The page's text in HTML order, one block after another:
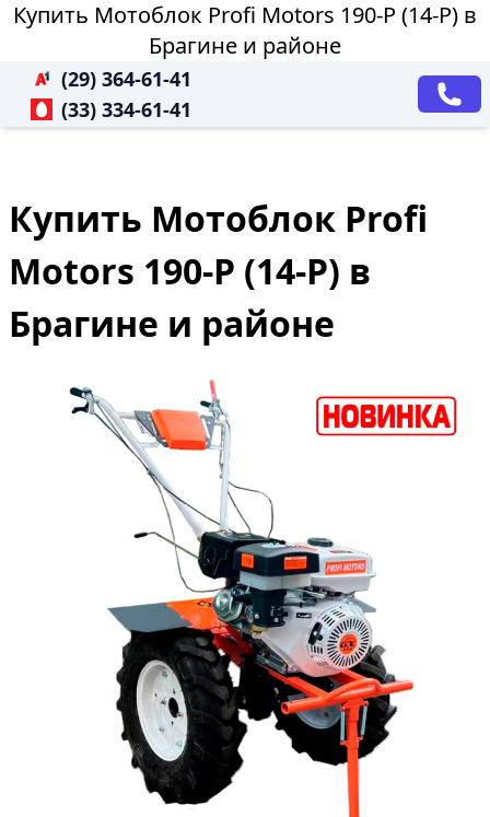
Купить Мотоблок Profi Motors 190-P (14-P) в
Брагине и районе
(29) 364-61-41
(33) 334-61-41
Купить Мотоблок Profi
Motors 190-P (14-P) в
Брагине и районе